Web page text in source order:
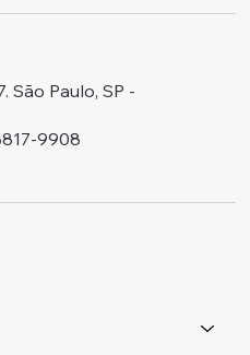
São Paulo, SP -
9908